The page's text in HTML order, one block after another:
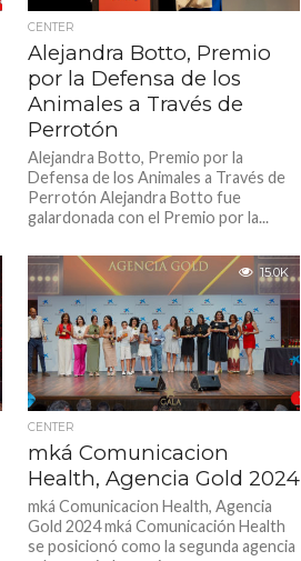
CENTER
Alejandra Botto, Premio
por la Defensa de los
Animales a Través de
Perrotón
Alejandra Botto, Premio por la
Defensa de los Animales a Través de
Perrotón Alejandra Botto fue
galardonada con el Premio por la...
15.0K
CENTER
mká Comunicacion
Health, Agencia Gold 2024
mká Comunicacion Health, Agencia
Gold 2024 mká Comunicación Health
se posicionó como la segunda agencia